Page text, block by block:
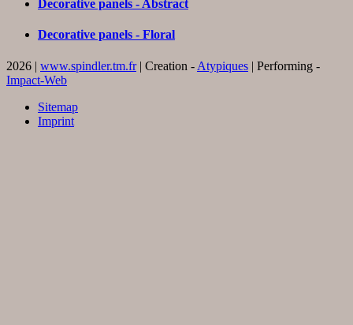
Decorative panels - Abstract
Decorative panels - Floral
2026 | www.spindler.tm.fr| Creation - Atypiques | Performing -
Impact-Web
Sitemap
Imprint